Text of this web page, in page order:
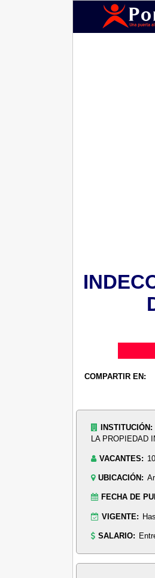
COMPARTIR EN:
INSTITUCIÓN:
LA PROPIEDAD
VACANTES: 10
UBICACIÓN:
FECHA DE
VIGENTE:
SALARIO: